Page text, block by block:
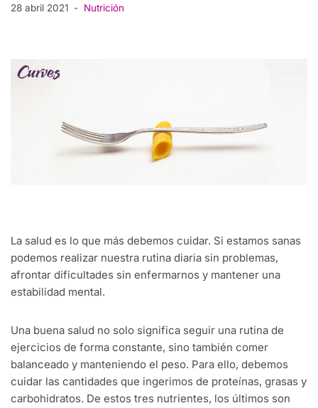
28 abril 2021 Nutrición
La salud es lo que más debemos cuidar. Si estamos sanas
podemos realizar nuestra rutina diaria sin problemas,
afrontar dificultades sin enfermarnos y mantener una
estabilidad mental.
Una buena salud no solo significa seguir una rutina de
ejercicios de forma constante, sino también comer
balanceado y manteniendo el peso. Para ello, debemos
cuidar las cantidades que ingerimos de proteínas, grasas y
carbohidratos. De estos tres nutrientes, los últimos son